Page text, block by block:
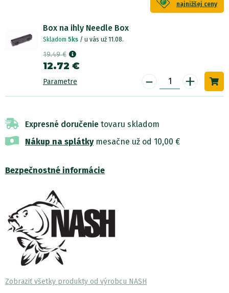
najnižšej ceny
Box na ihly Needle Box
Skladom 5ks / u vás už 11.08.
19.49 €
12.72 €
Parametre - +
Expresné doručenie tovaru skladom
Nákup na splátkymesačne už od 10,00 €
Bezpečnostné informácie
Zobraziť všetky produkty od výrobcu NASH